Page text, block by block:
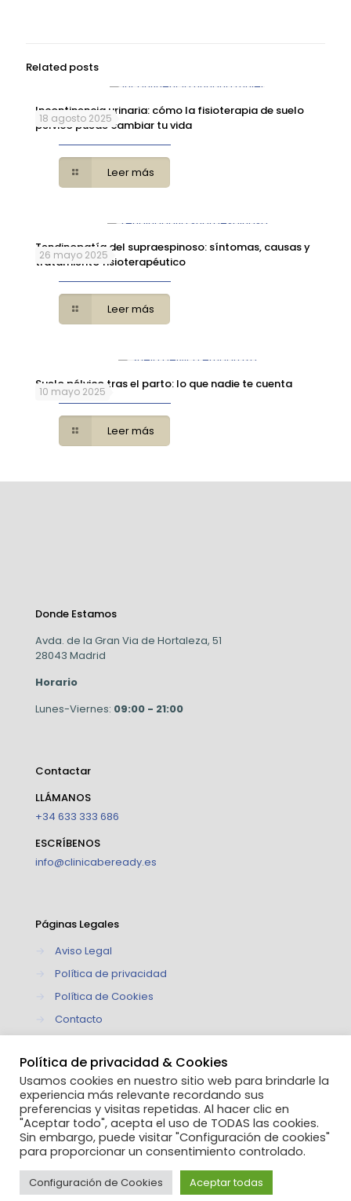
Related posts
18 agosto 2025
Incontinencia urinaria: cómo la fisioterapia de suelo
pélvico puede cambiar tu vida
Leer más
26 mayo 2025
Tendinopatía del supraespinoso: síntomas, causas y
tratamiento fisioterapéutico
Leer más
10 mayo 2025
Suelo pélvico tras el parto: lo que nadie te cuenta
Leer más
Donde Estamos
Avda. de la Gran Via de Hortaleza, 51
28043 Madrid
Horario
Lunes-Viernes: 09:00 - 21:00
Contactar
LLÁMANOS
+34 633 333 686
ESCRÍBENOS
info@clinicabeready.es
Páginas Legales
→
Aviso Legal
→
Política de privacidad
→
Política de Cookies
→
Contacto
© 2022 Clínica Be Ready | Todos los derechos
reservados
Política de privacidad & Cookies
Usamos cookies en nuestro sitio web para brindarle la
experiencia más relevante recordando sus
preferencias y visitas repetidas. Al hacer clic en
"Aceptar todo", acepta el uso de TODAS las cookies.
Sin embargo, puede visitar "Configuración de cookies"
para proporcionar un consentimiento controlado.
Configuración de Cookies Aceptar todas